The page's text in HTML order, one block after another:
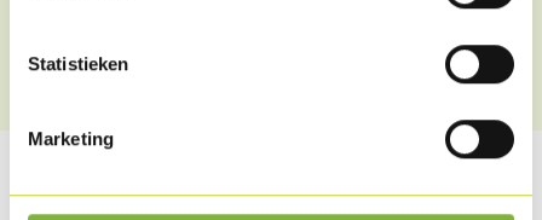
Statistieken
Marketing